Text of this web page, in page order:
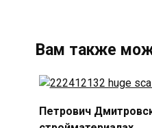
Вам также
Петрович